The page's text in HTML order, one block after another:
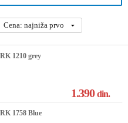
Cena: najniža prvo
1210 grey
1.390din.
1758 Blue